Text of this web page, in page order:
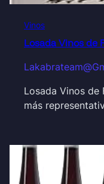
Vinos
Losada Vinos de
Losada Vinos de
más